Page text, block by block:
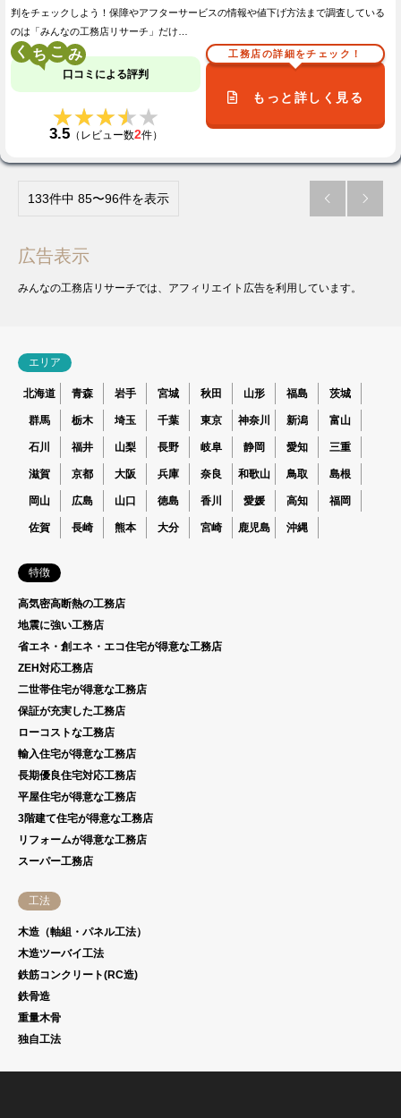
判をチェックしよう！保障やアフターサービスの情報や値下げ方法まで調査している
のは「みんなの工務店リサーチ」だけ…
く こ
口コミによる評判
★★★★★
★★★★★
3.5（レビュー数2件）
工務店の詳細をチェック！
もっと詳しく見る
133件中 85〜96件を表示  
広告表示
みんなの工務店リサーチでは、アフィリエイト広告を利用しています。
エリア
北海道 青森 岩手 宮城 秋田 山形 福島 茨城
群馬 栃木 埼玉 千葉 東京 神奈川 新潟 富山
石川 福井 山梨 長野 岐阜 静岡 愛知 三重
滋賀 京都 大阪 兵庫 奈良 和歌山 鳥取 島根
岡山 広島 山口 徳島 香川 愛媛 高知 福岡
佐賀 長崎 熊本 大分 宮崎 鹿児島 沖縄
特徴
高気密高断熱の工務店
地震に強い工務店
省エネ・創エネ・エコ住宅が得意な工務店
ZEH対応工務店
二世帯住宅が得意な工務店
保証が充実した工務店
ローコストな工務店
輸入住宅が得意な工務店
長期優良住宅対応工務店
平屋住宅が得意な工務店
3階建て住宅が得意な工務店
リフォームが得意な工務店
スーパー工務店
工法
木造（軸組・パネル工法）
木造ツーバイ工法
鉄筋コンクリート(RC造)
鉄骨造
重量木骨
独自工法